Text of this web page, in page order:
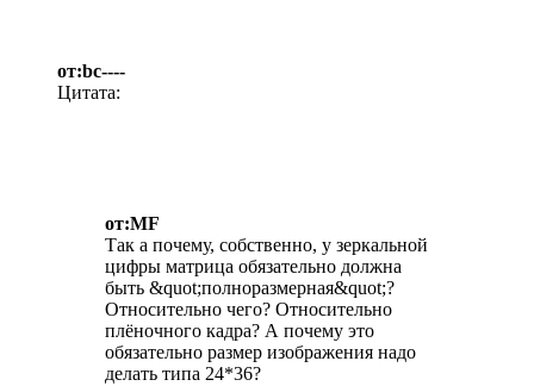
от:bc----
Цитата:
от:MF
Так а почему, собственно, у зеркальной
цифры матрица обязательно должна
быть &quot;полноразмерная&quot;?
Относительно чего? Относительно
плёночного кадра? А почему это
обязательно размер изображения надо
делать типа 24*36?